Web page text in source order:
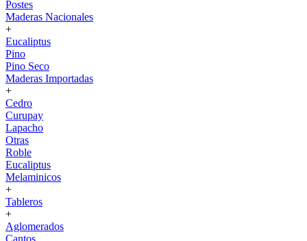
Postes
Maderas Nacionales
+
Eucaliptus
Pino
Pino Seco
Maderas Importadas
+
Cedro
Curupay
Lapacho
Otras
Roble
Eucaliptus
Melaminicos
+
Tableros
+
Aglomerados
Cantos